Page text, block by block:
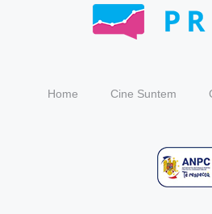
Home Cine Suntem